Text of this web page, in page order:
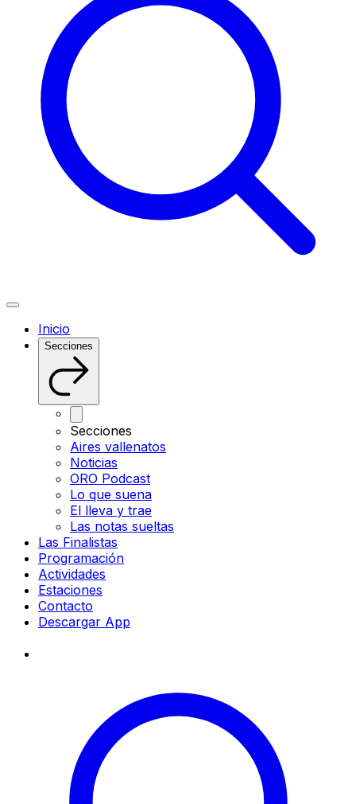
Inicio
Secciones
Secciones
Aires vallenatos
Noticias
ORO Podcast
Lo que suena
El lleva y trae
Las notas sueltas
Las Finalistas
Programación
Actividades
Estaciones
Contacto
Descargar App